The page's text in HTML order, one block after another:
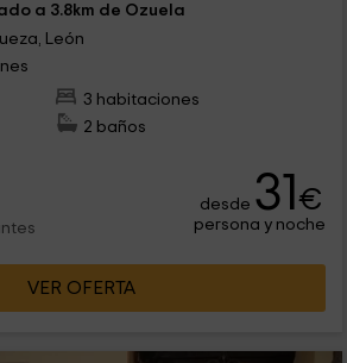
a 3.8km de Ozuela
León
3 habitaciones
2 baños
desde 31€
persona y noche
VER OFERTA